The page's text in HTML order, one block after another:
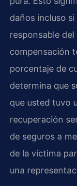
daños incluso
responsable
compensación
porcentaje de
determina que
que usted tuvo
recuperación
de seguros a
de la víctima
una